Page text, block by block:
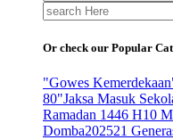
Search
for:
Or check our Popular
"Gowes
80"Jaksa Masuk
Ramadan 1446 H10
Domba202521